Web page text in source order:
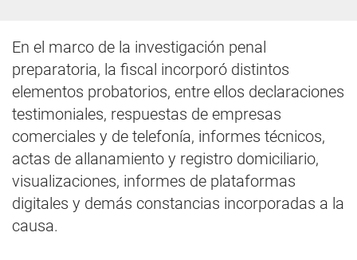
En el marco de la investigación penal
preparatoria, la fiscal incorporó distintos
elementos probatorios, entre ellos declaraciones
testimoniales, respuestas de empresas
comerciales y de telefonía, informes técnicos,
actas de allanamiento y registro domiciliario,
visualizaciones, informes de plataformas
digitales y demás constancias incorporadas a la
causa.